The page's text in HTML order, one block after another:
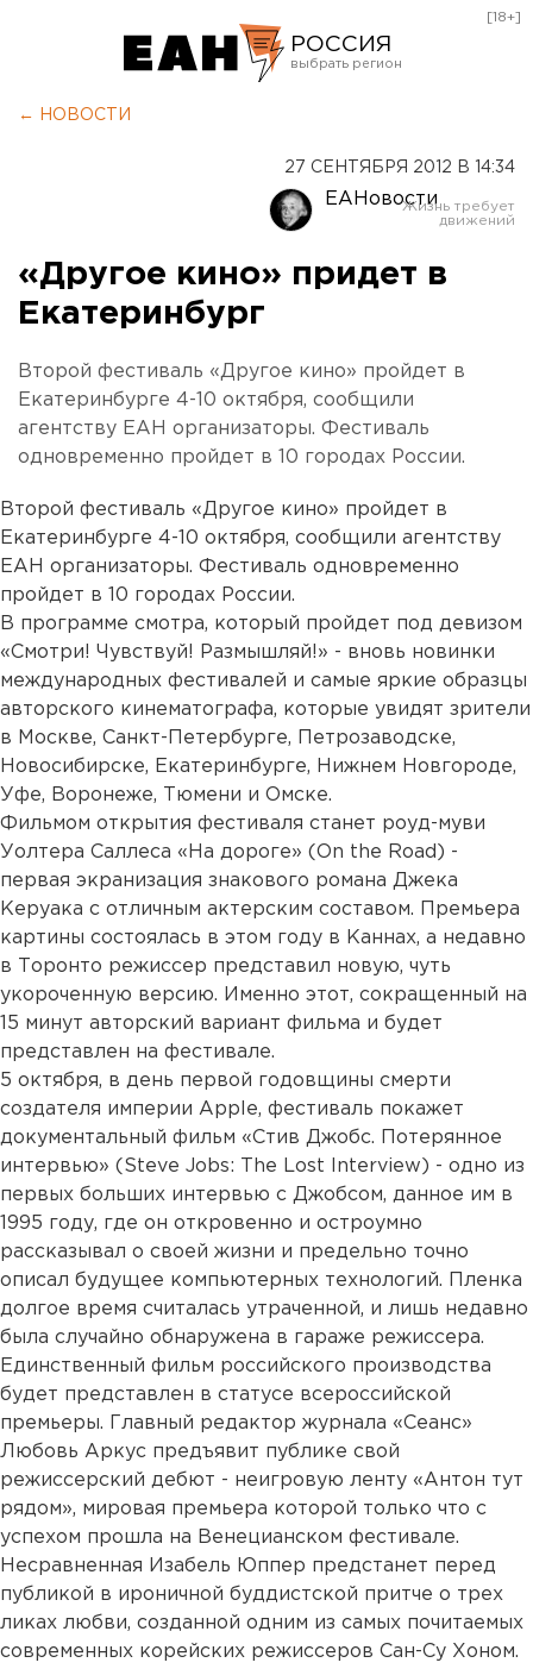
РОССИЯ
Оренбург
[18+]
← НОВОСТИ
27 СЕНТЯБРЯ 2012 В 14:34
ЕАНовости
«Другое кино» придет в
Екатеринбург
Второй фестиваль «Другое кино» пройдет в
Екатеринбурге 4-10 октября, сообщили
агентству ЕАН организаторы. Фестиваль
одновременно пройдет в 10 городах России.
Второй фестиваль «Другое кино» пройдет в
Екатеринбурге 4-10 октября, сообщили агентству
ЕАН организаторы. Фестиваль одновременно
пройдет в 10 городах России.
В программе смотра, который пройдет под девизом
«Смотри! Чувствуй! Размышляй!» - вновь новинки
международных фестивалей и самые яркие образцы
авторского кинематографа, которые увидят зрители
в Москве, Санкт-Петербурге, Петрозаводске,
Новосибирске, Екатеринбурге, Нижнем Новгороде,
Уфе, Воронеже, Тюмени и Омске.
Фильмом открытия фестиваля станет роуд-муви
Уолтера Саллеса «На дороге» (On the Road) -
первая экранизация знакового романа Джека
Керуака с отличным актерским составом. Премьера
картины состоялась в этом году в Каннах, а недавно
в Торонто режиссер представил новую, чуть
укороченную версию. Именно этот, сокращенный на
15 минут авторский вариант фильма и будет
представлен на фестивале.
5 октября, в день первой годовщины смерти
создателя империи Apple, фестиваль покажет
документальный фильм «Стив Джобс. Потерянное
интервью» (Steve Jobs: The Lost Interview) - одно из
первых больших интервью с Джобсом, данное им в
1995 году, где он откровенно и остроумно
рассказывал о своей жизни и предельно точно
описал будущее компьютерных технологий. Пленка
долгое время считалась утраченной, и лишь недавно
была случайно обнаружена в гараже режиссера.
Единственный фильм российского производства
будет представлен в статусе всероссийской
премьеры. Главный редактор журнала «Сеанс»
Любовь Аркус предъявит публике свой
режиссерский дебют - неигровую ленту «Антон тут
рядом», мировая премьера которой только что с
успехом прошла на Венецианском фестивале.
Несравненная Изабель Юппер предстанет перед
публикой в ироничной буддистской притче о трех
ликах любви, созданной одним из самых почитаемых
современных корейских режиссеров Сан-Су Хоном.